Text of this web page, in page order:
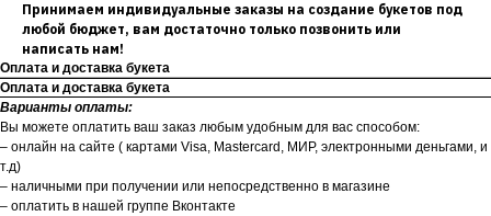
Принимаем индивидуальные заказы на создание букетов под
любой бюджет, вам достаточно только позвонить или
написать нам!
Оплата и доставка букета
Оплата и доставка букета
Варианты оплаты:
Вы можете оплатить ваш заказ любым удобным для вас способом:
– онлайн на сайте ( картами Visa, Mastercard, МИР, электронными деньгами, и
т.д)
– наличными при получении или непосредственно в магазине
– оплатить в нашей группе Вконтакте